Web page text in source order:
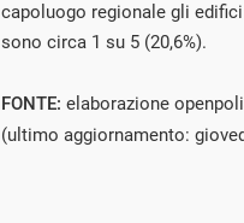
capoluogo regionale gli
sono circa 1 su 5 (20,6%).
FONTE: elaborazione
(ultimo aggiornamento: